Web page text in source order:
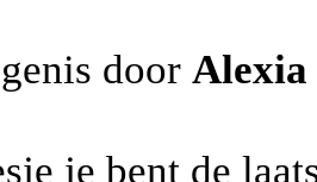
door Alexia
je bent de